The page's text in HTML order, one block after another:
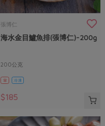
張博仁
海水金目鱸魚排(張博仁)-200g
200公克
葷 冷凍
$185